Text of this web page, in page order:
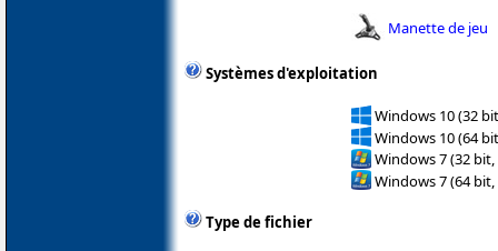
Manette de jeu
Systèmes d'exploitation
Windows 10 (32
Windows 10 (64
Windows 7 (32 bit,
Windows 7 (64 bit,
Type de fichier